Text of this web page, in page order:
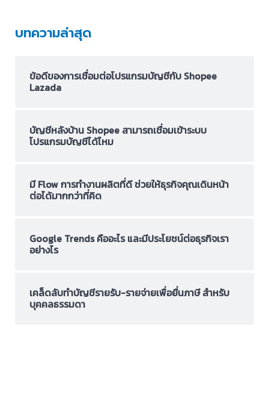
บทความล่าสุด
ข้อดีของการเชื่อมต่อโปรแกรมบัญชีกับ Shopee
Lazada
บัญชีหลังบ้าน Shopee สามารถเชื่อมเข้าระบบ
โปรแกรมบัญชีได้ไหม
มี Flow การทำงานผลิตที่ดี ช่วยให้ธุรกิจคุณเดินหน้า
ต่อได้มากกว่าที่คิด
Google Trends คืออะไร และมีประโยชน์ต่อธุรกิจเรา
อย่างไร
เคล็ดลับทำบัญชีรายรับ-รายจ่ายเพื่อยื่นภาษี สำหรับ
บุคคลธรรมดา